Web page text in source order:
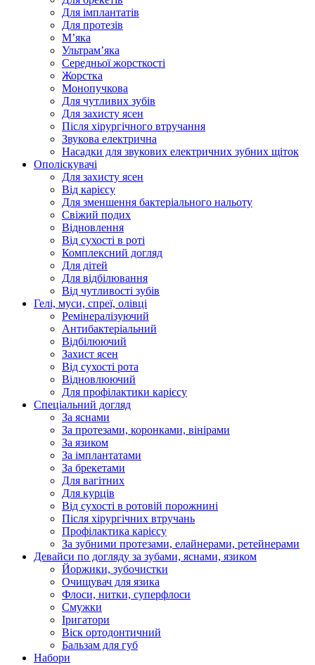
Для імплантатів
Для протезів
Мʼяка
Ультрамʼяка
Середньої жорсткості
Жорстка
Монопучкова
Для чутливих зубів
Для захисту ясен
Після хірургічного втручання
Звукова електрична
Насадки для звукових електричних зубних щіток
Ополіскувачі
Для захисту ясен
Від карієсу
Для зменшення бактеріального нальоту
Свіжий подих
Відновлення
Від сухості в роті
Комплексний догляд
Для дітей
Для відбілювання
Від чутливості зубів
Гелі, муси, спреї, олівці
Ремінералізуючий
Антибактеріальний
Відбілюючий
Захист ясен
Від сухості рота
Відновлюючий
Для профілактики карієсу
Спеціальний догляд
За яснами
За протезами, коронками, вінірами
За язиком
За імплантатами
За брекетами
Для вагітних
Для курців
Від сухості в ротовій порожнині
Після хірургічних втручань
Профілактика карієсу
За зубними протезами, елайнерами, ретейнерами
Девайси по догляду за зубами, яснами, язиком
Йоржики, зубочистки
Очищувач для язика
Флоси, нитки, суперфлоси
Смужки
Іригатори
Віск ортодонтичний
Бальзам для губ
Набори